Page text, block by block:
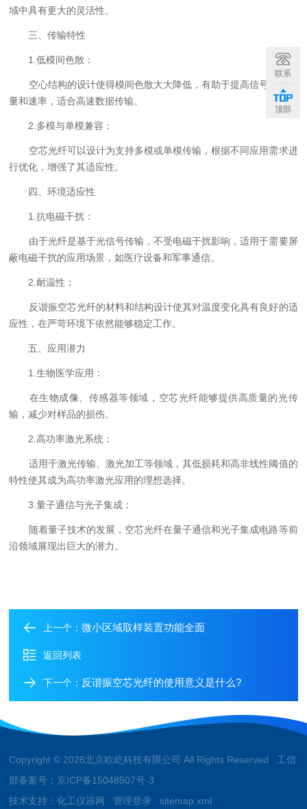
域中具有更大的灵活性。
三、传输特性
1.低模间色散：
空心结构的设计使得模间色散大大降低，有助于提高信号传输质
量和速率，适合高速数据传输。
2.多模与单模兼容：
空芯光纤可以设计为支持多模或单模传输，根据不同应用需求进
行优化，增强了其适应性。
四、环境适应性
1.抗电磁干扰：
由于光纤是基于光信号传输，不受电磁干扰影响，适用于需要屏
蔽电磁干扰的应用场景，如医疗设备和军事通信。
2.耐温性：
反谐振空芯光纤的材料和结构设计使其对温度变化具有良好的适
应性，在严苛环境下依然能够稳定工作。
五、应用潜力
1.生物医学应用：
在生物成像、传感器等领域，空芯光纤能够提供高质量的光传
输，减少对样品的损伤。
2.高功率激光系统：
适用于激光传输、激光加工等领域，其低损耗和高非线性阈值的
特性使其成为高功率激光应用的理想选择。
3.量子通信与光子集成：
随着量子技术的发展，空芯光纤在量子通信和光子集成电路等前
沿领域展现出巨大的潜力。
上一个：微小区域取样装置功能全面
返回列表
下一个： 反谐振空芯光纤的使用意义是什么?
Copyright © 2026北京欧屹科技有限公司 All Rights Reserved 工信
部备案号： 京ICP备15048507号-3
技术支持：化工仪器网 管理登录 sitemap.xml
联系
顶部